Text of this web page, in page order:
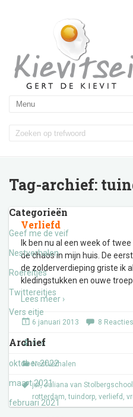
Tag-archief:
Categorieën
Geef me de veif
Nestverhalen
Roereitjes
Twittereitjes
Vers eitje
Archief
oktober 2022
maart 2021
februari 2021
Verliefd
Ik ben nu al een week of
de chaos in mijn huis. De
de zolderverdieping griste ik
kledingstukken en ouwe troep
Lees meer ›
6 januari 2013 8 Reacties
Gert
Nestverhalen
juf,Juliana van Stolbergschool
rotterdam,tuindorp, verliefd ,